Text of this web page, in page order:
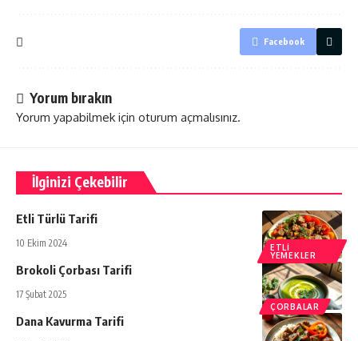
Facebook
Yorum bırakın
Yorum yapabilmek için oturum açmalısınız.
İlginizi Çekebilir
ETLI
YEMEKLER
Etli Türlü Tarifi
10 Ekim 2024
ÇORBALAR
Brokoli Çorbası Tarifi
17 Şubat 2025
Dana Kavurma Tarifi